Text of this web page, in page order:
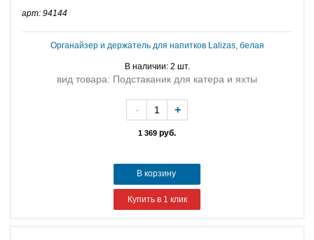
арт: 94144
Органайзер и держатель для напитков Lalizas, белая
В наличии: 2 шт.
вид товара: Подстаканик для катера и яхты
1 369 руб.
- +
В корзину
Купить в 1 клик